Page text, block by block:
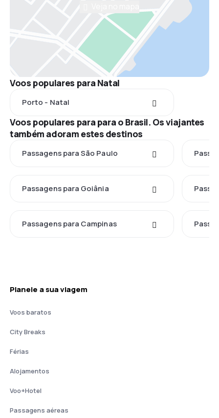
Voos populares para Natal
Porto - Natal
Voos populares para para o Brasil. Os viajantes
também adoram estes destinos
Passagens para São Paulo
Passagens para Goiânia
Passagens para Campinas
Planeie a sua viagem
Voos baratos
City Breaks
Férias
Alojamentos
Voo+Hotel
Passagens aéreas